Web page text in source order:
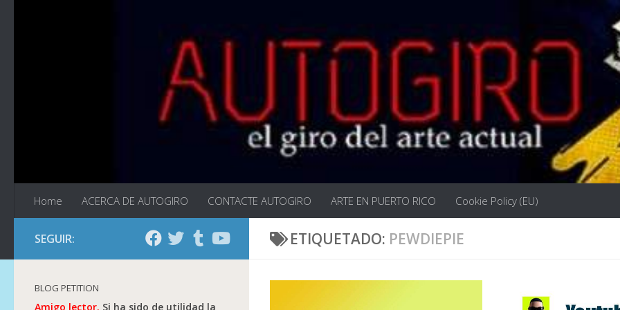
Home ACERCA DE AUTOGIRO CONTACTE AUTOGIRO ARTE EN PUERTO RICO Cookie Policy (EU)
ETIQUETADO: PEWDIEPIE
SEGUIR:
BLOG PETITION
Amigo lector. Si ha sido de utilidad la